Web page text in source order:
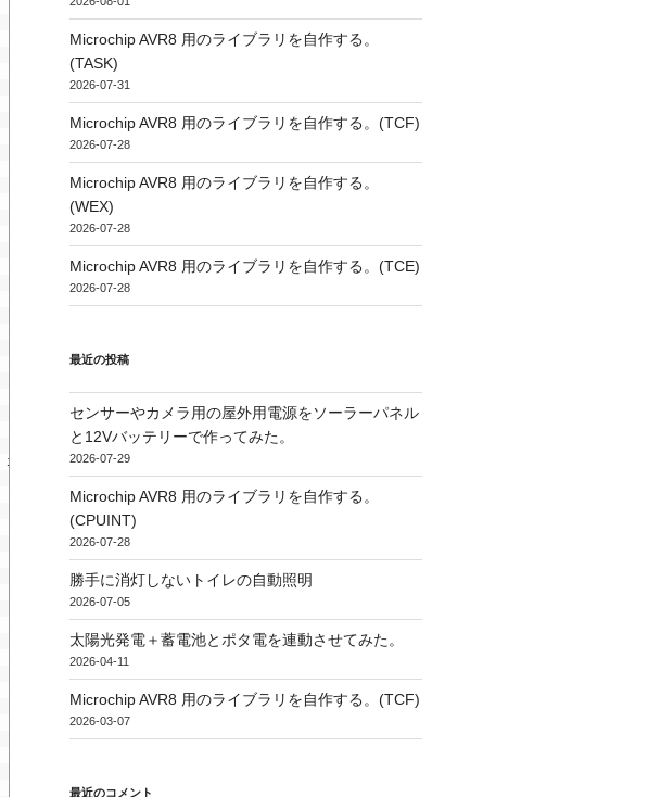
int final int
Microchip AVR8 用のライブラリを自作する。
(TASK)
2026-07-31
Microchip AVR8 用のライブラリを自作する。(TCF)
2026-07-28
Microchip AVR8 用のライブラリを自作する。
(WEX)
2026-07-28
Microchip AVR8 用のライブラリを自作する。(TCE)
2026-07-28
最近の投稿
センサーやカメラ用の屋外用電源をソーラーパネル
と12Vバッテリーで作ってみた。
2026-07-29
Microchip AVR8 用のライブラリを自作する。
(CPUINT)
2026-07-28
勝手に消灯しないトイレの自動照明
2026-07-05
太陽光発電＋蓄電池とポタ電を連動させてみた。
2026-04-11
Microchip AVR8 用のライブラリを自作する。(TCF)
2026-03-07
最近のコメント